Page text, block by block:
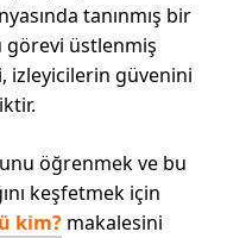
tanınmış bir
görevi üstlenmiş
izleyicilerin güvenini
öğrenmek ve bu
keşfetmek için
kim? makalesini